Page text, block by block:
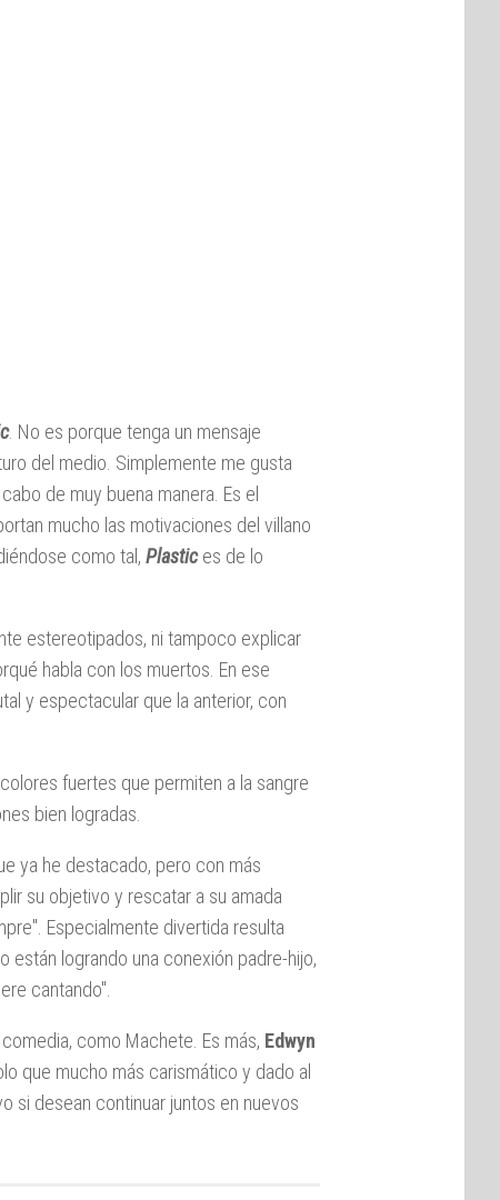
. No es porque tenga un mensaje
del medio. Simplemente me gusta
de muy buena manera. Es el
mucho las motivaciones del villano
como tal, Plastic es de lo
estereotipados, ni tampoco explicar
habla con los muertos. En ese
y espectacular que la anterior, con
fuertes que permiten a la sangre
bien logradas.
ya he destacado, pero con más
su objetivo y rescatar a su amada
Especialmente divertida resulta
están logrando una conexión padre-hijo,
cantando".
como Machete. Es más, Edwyn
que mucho más carismático y dado al
si desean continuar juntos en nuevos